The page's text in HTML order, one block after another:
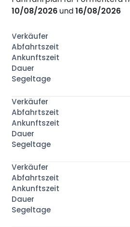
10/08/2026und16/08/2026